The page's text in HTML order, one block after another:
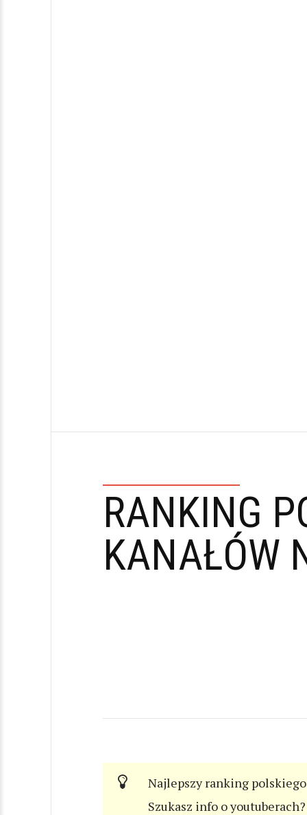
RANKING
KANAŁÓW
Najlepszy ranking
Szukasz info o